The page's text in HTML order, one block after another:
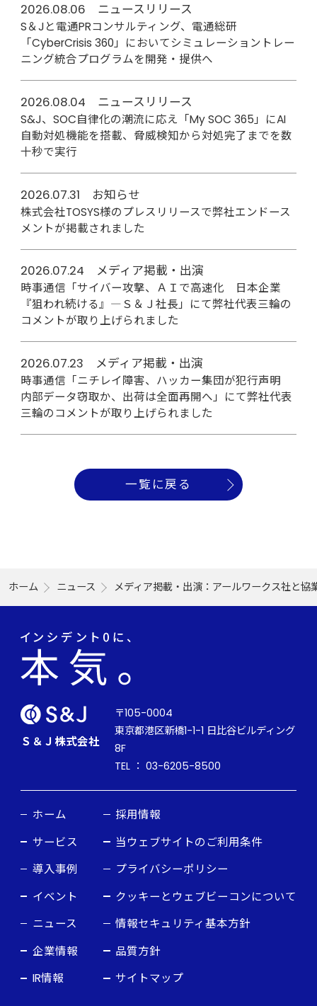
2026.08.06 ニュースリリース
S＆Jと電通PRコンサルティング、電通総研
「CyberCrisis 360」においてシミュレーショントレー
ニング統合プログラムを開発・提供へ
2026.08.04 ニュースリリース
S&J、SOC自律化の潮流に応え「My SOC 365」にAI
自動対処機能を搭載、脅威検知から対処完了までを数
十秒で実行
2026.07.31 お知らせ
株式会社TOSYS様のプレスリリースで弊社エンドース
メントが掲載されました
2026.07.24 メディア掲載・出演
時事通信「サイバー攻撃、ＡＩで高速化 日本企業
『狙われ続ける』―Ｓ＆Ｊ社長」にて弊社代表三輪の
コメントが取り上げられました
2026.07.23 メディア掲載・出演
時事通信「ニチレイ障害、ハッカー集団が犯行声明
内部データ窃取か、出荷は全面再開へ」にて弊社代表
三輪のコメントが取り上げられました
一覧に戻る
ホーム ニュース メディア掲載・出演：アールワークス社と
Ｓ＆Ｊ株式会社
〒105-0004
東京都港区新橋1-1-1 日比谷ビルディング
8F
TEL ： 03-6205-8500
ホーム
サービス
導入事例
イベント
ニュース
企業情報
IR情報
採用情報
当ウェブサイトのご利用条件
プライバシーポリシー
クッキーとウェブビーコンについて
情報セキュリティ基本方針
品質方針
サイトマップ